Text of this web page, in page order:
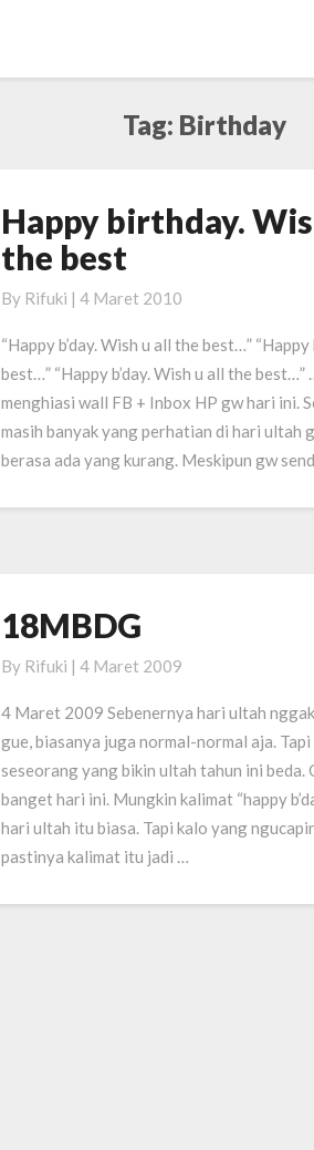
Tag: Birthday
Happy
birthday.
Wish
you
the
best
Happy birthday.
the best
By Rifuki | 4 Maret 2010
“Happy b’day. Wish u all the best…” “Happy
best…” “Happy b’day. Wish u all the
menghiasi wall FB + Inbox HP gw hari ini.
masih banyak yang perhatian di hari ultah
berasa ada yang kurang. Meskipun gw
18MBDG
18MBDG
By Rifuki | 4 Maret 2009
4 Maret 2009 Sebenernya hari ultah
gue, biasanya juga normal-normal aja.
seseorang yang bikin ultah tahun ini beda.
banget hari ini. Mungkin kalimat “happy
hari ultah itu biasa. Tapi kalo yang
pastinya kalimat itu jadi …